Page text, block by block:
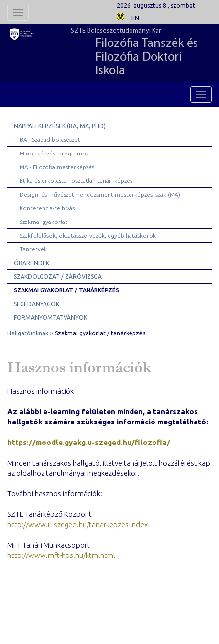
Toggle
2026. augusztus 8., szombat
EN
SZTE Bölcsészettudományi Kar
Filozófia Tanszék és
Filozófia Doktori
Iskola
NAPPALI KÉPZÉSEK (BA, MA, PHD)
BA - Szabad bölcsészet
Minor képzési programok
MA - Filozófia mesterképzés
Etika és erkölcstan osztatlan tanári képzés
Design- és művészetmenedzsment mesterképzési szak (MA)
Konferencia-felhívás
Szakmai gyakorlat
Szakfelelősök, oktatásszervezők, egyéb hatáskörök
Tantervek
ÓRARENDEK
SZAKDOLGOZAT / ZÁRÓVIZSGA
SZAKMAI GYAKORLAT / TANÁRKÉPZÉS
SEGÉDANYAGOK
FORMANYOMTATVÁNYOK
Hallgatóinknak Szakmai gyakorlat / tanárképzés
Hasznos információk
Hasznos információk
Az alábbi e-learning felületen minden, a tanárszakos
hallgatók számára szükséges információ megtalálható:
https://moodle.gyakg.u-szeged.hu/filozofia/
Minden tanárszakos hallgató, illetve tanárjelölt hozzáférést kap
az oldalhoz tanulmányai megkezdésekor.
További hasznos információk:
SZTE Tanárképző Központ
http://www.u-szeged.hu/tanarkepzes-index
MFT Tanári Munkacsoport
http://www.mft-hps.hu/ktm.html